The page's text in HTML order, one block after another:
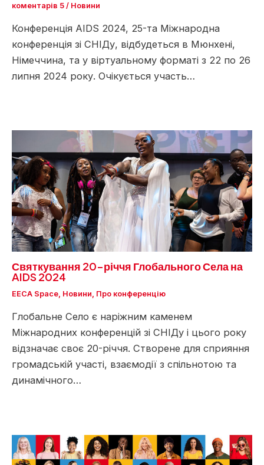
коментарів 5 / Новини
Конференція AIDS 2024, 25-та Міжнародна
конференція зі СНІДу, відбудеться в Мюнхені,
Німеччина, та у віртуальному форматі з 22 по 26
липня 2024 року. Очікується участь…
Святкування 20-річчя Глобального Села на
AIDS 2024
EECA Space Новини Про конференцію
Глобальне Село є наріжним каменем
Міжнародних конференцій зі СНІДу і цього року
відзначає своє 20-річчя. Створене для сприяння
громадській участі, взаємодії з спільнотою та
динамічного…